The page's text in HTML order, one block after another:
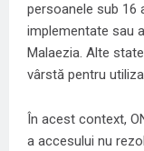
persoanele sub 16
implementate sau
Malaezia. Alte
vârstă pentru
În acest context,
a accesului nu